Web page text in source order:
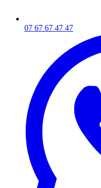
07 67 67 47 47